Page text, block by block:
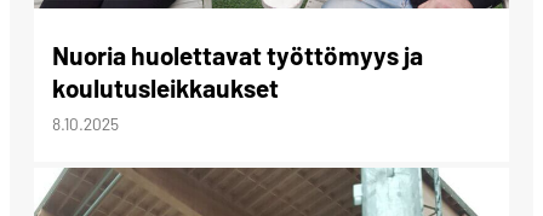
Nuoria huolettavat työttömyys ja
koulutusleikkaukset
8.10.2025